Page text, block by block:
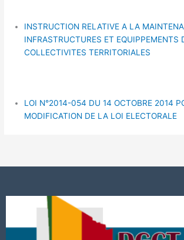
INSTRUCTION RELATIVE A LA
INFRASTRUCTURES ET EQUIPPEMENTS
COLLECTIVITES TERRITORIALES
LOI N°2014-054 DU 14 OCTOBRE 2014
MODIFICATION DE LA LOI ELECTORALE